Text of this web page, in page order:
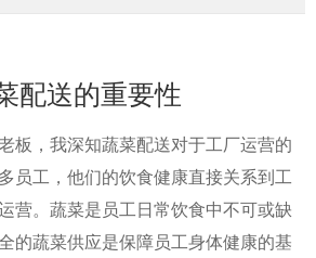
配送的重要性
，我深知蔬菜配送对于工厂运营的
员工，他们的饮食健康直接关系到工
营。蔬菜是员工日常饮食中不可或缺
的蔬菜供应是保障员工身体健康的基